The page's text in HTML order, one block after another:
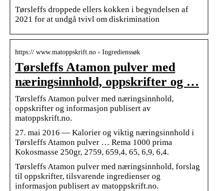
Tørsleffs droppede ellers kokken i begyndelsen af
2021 for at undgå tvivl om diskrimination
https:// www.matoppskrift.no › Ingredienssøk
Tørsleffs Atamon pulver med
næringsinnhold, oppskrifter og …
Tørsleffs Atamon pulver med næringsinnhold,
oppskrifter og informasjon publisert av
matoppskrift.no.
27. mai 2016 — Kalorier og viktig næringsinnhold i
Tørsleffs Atamon pulver … Rema 1000 prima
Kokosmasse 250gr, 2759, 659,4, 65, 6,9, 6,4.
Tørsleffs Atamon pulver med næringsinnhold, forslag
til oppskrifter, tilsvarende ingredienser og
informasjon publisert av matoppskrift.no.